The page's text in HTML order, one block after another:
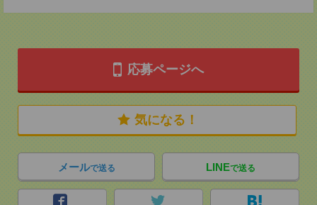
応募ページへ
気になる！
メールで送る LINEで送る